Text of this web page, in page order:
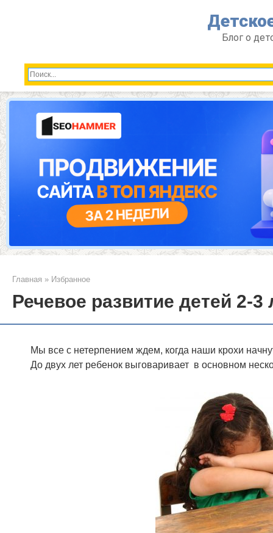
Блог о
Главная » Избранное
Речевое развитие детей 2-3
Мы все с нетерпением ждем, когда наши крохи
До двух лет ребенок выговаривает в основном